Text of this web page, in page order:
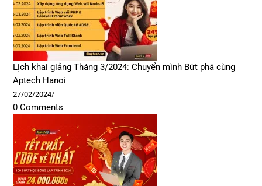
Lịch khai giảng Tháng 3/2024: Chuyển mình Bứt phá cùng
Aptech Hanoi
27/02/2024/
0 Comments